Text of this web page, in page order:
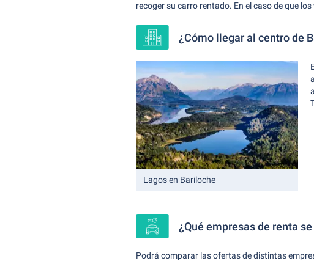
recoger su carro rentado. En el caso de que
¿Cómo llegar al centro de
Lagos en Bariloche
¿Qué empresas de renta
Podrá comparar las ofertas de distintas